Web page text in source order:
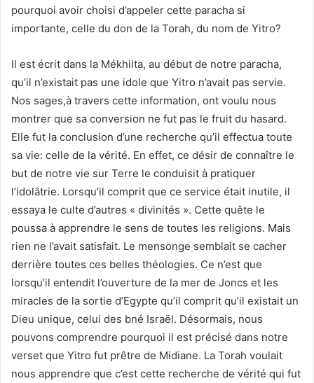
pourquoi avoir choisi d’appeler cette paracha si
importante, celle du don de la Torah, du nom de Yitro?
Il est écrit dans la Mékhilta, au début de notre paracha,
qu’il n’existait pas une idole que Yitro n’avait pas servie.
Nos sages,à travers cette information, ont voulu nous
montrer que sa conversion ne fut pas le fruit du hasard.
Elle fut la conclusion d’une recherche qu’il effectua toute
sa vie: celle de la vérité. En effet, ce désir de connaître le
but de notre vie sur Terre le conduisit à pratiquer
l’idolâtrie. Lorsqu’il comprit que ce service était inutile, il
essaya le culte d’autres « divinités ». Cette quête le
poussa à apprendre le sens de toutes les religions. Mais
rien ne l’avait satisfait. Le mensonge semblait se cacher
derrière toutes ces belles théologies. Ce n’est que
lorsqu’il entendit l’ouverture de la mer de Joncs et les
miracles de la sortie d’Egypte qu’il comprit qu’il existait un
Dieu unique, celui des bné Israël. Désormais, nous
pouvons comprendre pourquoi il est précisé dans notre
verset que Yitro fut prêtre de Midiane. La Torah voulait
nous apprendre que c’est cette recherche de vérité qui fut